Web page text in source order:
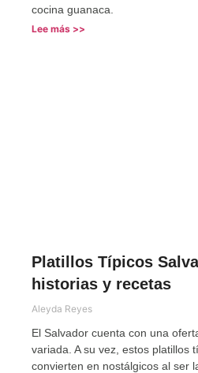
cocina guanaca.
Lee más >>
Platillos Típicos
historias y recetas
Aleyda Reyes
El Salvador cuenta con una
variada. A su vez, estos platillos
convierten en nostálgicos al ser